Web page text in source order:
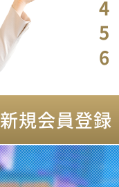
新規会員登録